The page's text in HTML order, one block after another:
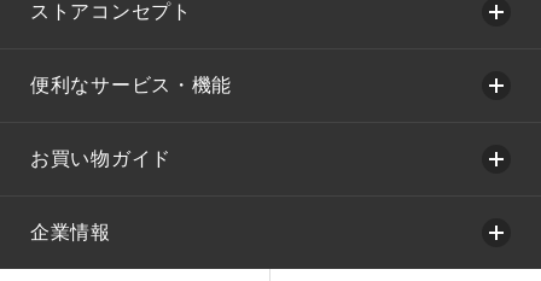
ストアコンセプト
便利なサービス・機能
お買い物ガイド
企業情報